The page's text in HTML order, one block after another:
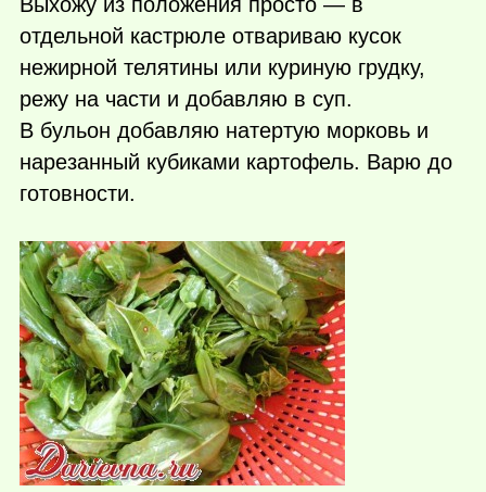
отдельной кастрюле отвариваю кусок
нежирной телятины или куриную грудку,
режу на части и добавляю в суп.
В бульон добавляю натертую морковь и
нарезанный кубиками картофель. Варю до
готовности.